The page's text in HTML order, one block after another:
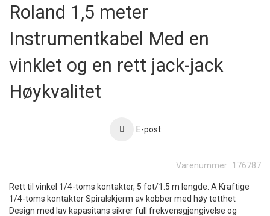
the
of
the
images
gallery
Roland 1,5 meter
Instrumentkabel Med en
vinklet og en rett jack-jack
Høykvalitet
E-post
Varenummer: 176787
Rett til vinkel 1/4-toms kontakter, 5 fot/1.5 m lengde. A Kraftige
1/4-toms kontakter Spiralskjerm av kobber med høy tetthet
Design med lav kapasitans sikrer full frekvensgjengivelse og